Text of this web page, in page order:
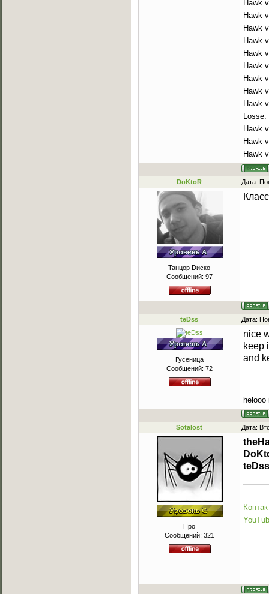
Hawk
Hawk
Hawk
Hawk
Hawk
Hawk
Hawk
Hawk
Hawk
Losse:
Hawk
Hawk
Hawk
DoKtoR Дата:
Танцор Dиско
Сообщений: 97
teDss Дата:
Гусеница
Сообщений: 72
nice
keep
and
helooo
Sotalost Дата:
Про
Сообщений: 321
teDss